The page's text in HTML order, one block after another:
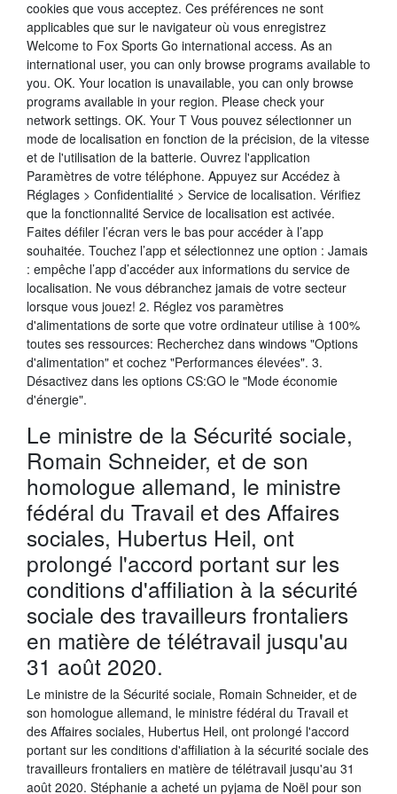
cookies que vous acceptez. Ces préférences ne sont
applicables que sur le navigateur où vous enregistrez
Welcome to Fox Sports Go international access. As an
international user, you can only browse programs available to
you. OK. Your location is unavailable, you can only browse
programs available in your region. Please check your
network settings. OK. Your T Vous pouvez sélectionner un
mode de localisation en fonction de la précision, de la vitesse
et de l'utilisation de la batterie. Ouvrez l'application
Paramètres de votre téléphone. Appuyez sur Accédez à
Réglages > Confidentialité > Service de localisation. Vérifiez
que la fonctionnalité Service de localisation est activée.
Faites défiler l’écran vers le bas pour accéder à l’app
souhaitée. Touchez l’app et sélectionnez une option : Jamais
: empêche l’app d’accéder aux informations du service de
localisation. Ne vous débranchez jamais de votre secteur
lorsque vous jouez! 2. Réglez vos paramètres
d'alimentations de sorte que votre ordinateur utilise à 100%
toutes ses ressources: Recherchez dans windows "Options
d'alimentation" et cochez "Performances élevées". 3.
Désactivez dans les options CS:GO le "Mode économie
d'énergie".
Le ministre de la Sécurité sociale,
Romain Schneider, et de son
homologue allemand, le ministre
fédéral du Travail et des Affaires
sociales, Hubertus Heil, ont
prolongé l'accord portant sur les
conditions d'affiliation à la sécurité
sociale des travailleurs frontaliers
en matière de télétravail jusqu'au
31 août 2020.
Le ministre de la Sécurité sociale, Romain Schneider, et de
son homologue allemand, le ministre fédéral du Travail et
des Affaires sociales, Hubertus Heil, ont prolongé l'accord
portant sur les conditions d'affiliation à la sécurité sociale des
travailleurs frontaliers en matière de télétravail jusqu'au 31
août 2020. Stéphanie a acheté un pyjama de Noël pour son